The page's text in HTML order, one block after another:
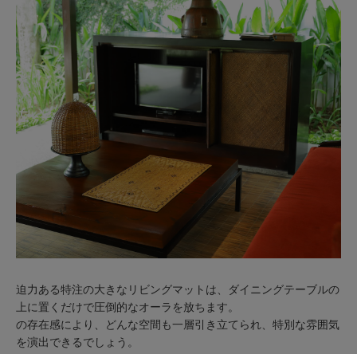
迫力ある特注の大きなリビングマットは、ダイニングテーブルの
上に置くだけで圧倒的なオーラを放ちます。
の存在感により、どんな空間も一層引き立てられ、特別な雰囲気
を演出できるでしょう。